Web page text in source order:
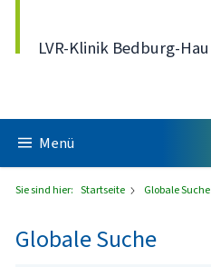
LVR-Klinik Bedburg-Hau
Menü
Sie sind hier: Startseite Globale Suche
Globale Suche